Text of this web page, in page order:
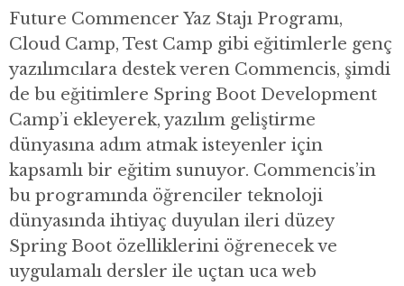
Future Commencer Yaz Stajı Programı,
Cloud Camp, Test Camp gibi eğitimlerle genç
yazılımcılara destek veren Commencis, şimdi
de bu eğitimlere Spring Boot Development
Camp’i ekleyerek, yazılım geliştirme
dünyasına adım atmak isteyenler için
kapsamlı bir eğitim sunuyor. Commencis’in
bu programında öğrenciler teknoloji
dünyasında ihtiyaç duyulan ileri düzey
Spring Boot özelliklerini öğrenecek ve
uygulamalı dersler ile uçtan uca web